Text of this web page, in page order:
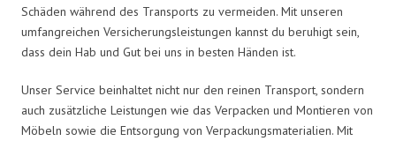
Schäden während des Transports zu vermeiden. Mit unseren
umfangreichen Versicherungsleistungen kannst du beruhigt sein,
dass dein Hab und Gut bei uns in besten Händen ist.
Unser Service beinhaltet nicht nur den reinen Transport, sondern
auch zusätzliche Leistungen wie das Verpacken und Montieren von
Möbeln sowie die Entsorgung von Verpackungsmaterialien. Mit